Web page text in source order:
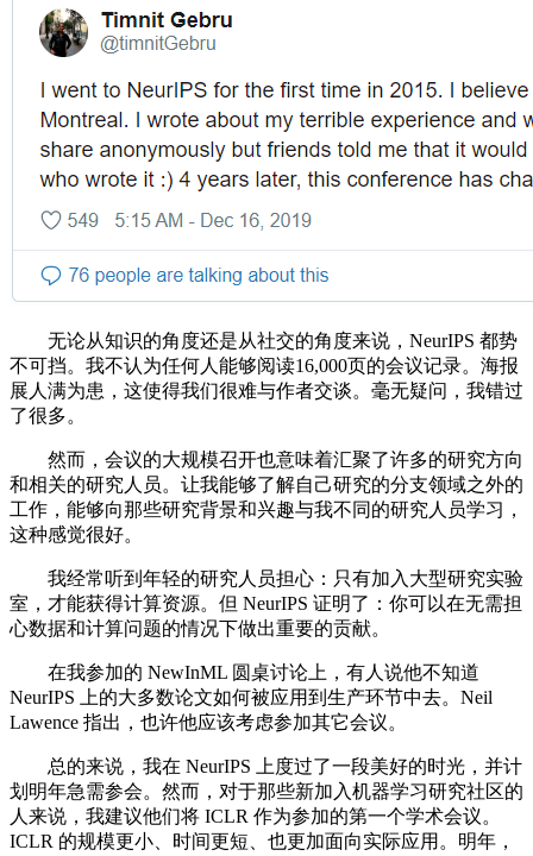
无论从知识的角度还是从社交的角度来说，NeurIPS 都势
不可挡。我不认为任何人能够阅读16,000页的会议记录。海报
展人满为患，这使得我们很难与作者交谈。毫无疑问，我错过
了很多。
然而，会议的大规模召开也意味着汇聚了许多的研究方向
和相关的研究人员。让我能够了解自己研究的分支领域之外的
工作，能够向那些研究背景和兴趣与我不同的研究人员学习，
这种感觉很好。
我经常听到年轻的研究人员担心：只有加入大型研究实验
室，才能获得计算资源。但 NeurIPS 证明了：你可以在无需担
心数据和计算问题的情况下做出重要的贡献。
在我参加的 NewInML 圆桌讨论上，有人说他不知道
NeurIPS 上的大多数论文如何被应用到生产环节中去。Neil
Lawence 指出，也许他应该考虑参加其它会议。
总的来说，我在 NeurIPS 上度过了一段美好的时光，并计
划明年急需参会。然而，对于那些新加入机器学习研究社区的
人来说，我建议他们将 ICLR 作为参加的第一个学术会议。
ICLR 的规模更小、时间更短、也更加面向实际应用。明年，